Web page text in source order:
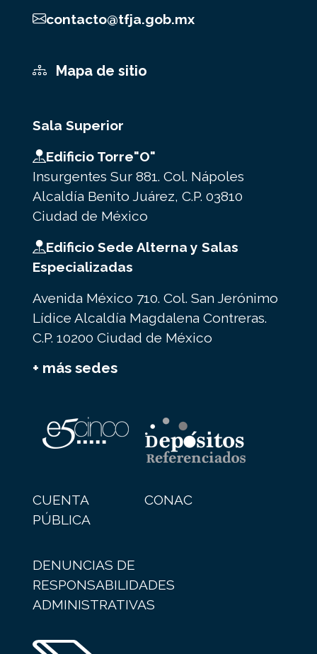
contacto@tfja.gob.mx
Mapa de sitio
Sala Superior
Edificio Torre"O"
Insurgentes Sur 881. Col. Nápoles
Alcaldía Benito Juárez, C.P. 03810
Ciudad de México
Edificio Sede Alterna y Salas
Especializadas
Avenida México 710. Col. San Jerónimo
Lídice Alcaldía Magdalena Contreras.
C.P. 10200 Ciudad de México
+ más sedes
CUENTA
PÚBLICA
CONAC
DENUNCIAS DE
RESPONSABILIDADES
ADMINISTRATIVAS